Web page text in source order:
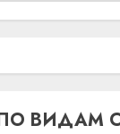
ВИДАМ